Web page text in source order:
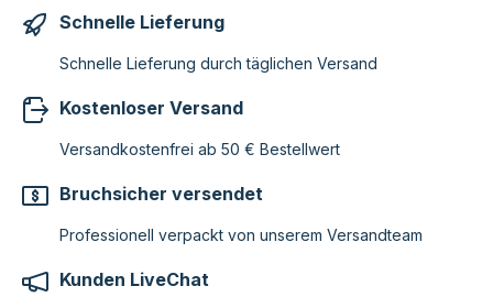
Schnelle Lieferung
Schnelle Lieferung durch täglichen Versand
Kostenloser Versand
Versandkostenfrei ab 50 € Bestellwert
Bruchsicher versendet
Professionell verpackt von unserem Versandteam
Kunden LiveChat